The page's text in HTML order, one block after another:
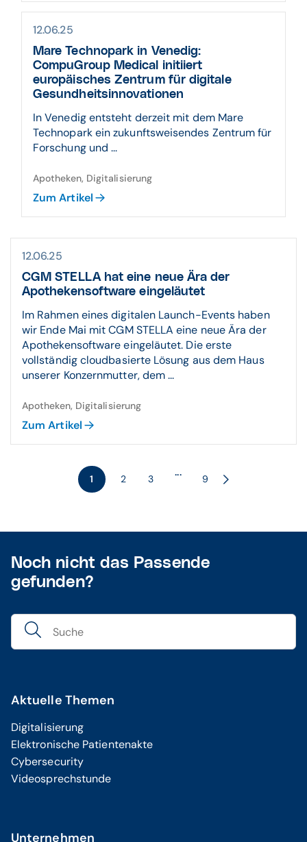
12.06.25
Mare Technopark in Venedig:
CompuGroup Medical initiiert
europäisches Zentrum für digitale
Gesundheitsinnovationen
In Venedig entsteht derzeit mit dem Mare
Technopark ein zukunftsweisendes Zentrum für
Forschung und ...
Apotheken, Digitalisierung
Zum Artikel
12.06.25
CGM STELLA hat eine neue Ära der
Apothekensoftware eingeläutet
Im Rahmen eines digitalen Launch-Events haben
wir Ende Mai mit CGM STELLA eine neue Ära der
Apothekensoftware eingeläutet. Die erste
vollständig cloudbasierte Lösung aus dem Haus
unserer Konzernmutter, dem ...
Apotheken, Digitalisierung
Zum Artikel
1 2 3
...
9
Noch nicht das Passende
gefunden?
Aktuelle Themen
Digitalisierung
Elektronische Patientenakte
Cybersecurity
Videosprechstunde
Unternehmen